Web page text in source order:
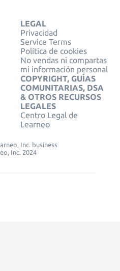
LEGAL
Privacidad
Service Terms
Política de cookies
No vendas ni compartas
mi información personal
COPYRIGHT, GUÍAS
COMUNITARIAS, DSA
& OTROS RECURSOS
LEGALES
Centro Legal de
Learneo
Inc. business
Inc. 2024